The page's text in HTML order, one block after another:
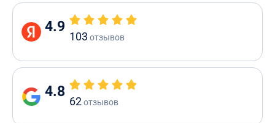
4.9
103 отзывов
4.8
62отзывов